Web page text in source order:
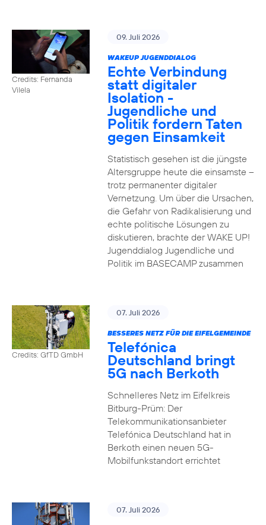
Credits: Fernanda
Vilela
09. Juli 2026
WAKEUP JUGENDDIALOG
Echte Verbindung
statt digitaler
Isolation -
Jugendliche und
Politik fordern Taten
gegen Einsamkeit
Statistisch gesehen ist die jüngste
Altersgruppe heute die einsamste –
trotz permanenter digitaler
Vernetzung. Um über die Ursachen,
die Gefahr von Radikalisierung und
echte politische Lösungen zu
diskutieren, brachte der WAKE UP!
Jugenddialog Jugendliche und
Politik im BASECAMP zusammen
Credits: GfTD GmbH
07. Juli 2026
BESSERES NETZ FÜR DIE EIFELGEMEINDE
Telefónica
Deutschland bringt
5G nach Berkoth
Schnelleres Netz im Eifelkreis
Bitburg-Prüm: Der
Telekommunikationsanbieter
Telefónica Deutschland hat in
Berkoth einen neuen 5G-
Mobilfunkstandort errichtet
07. Juli 2026